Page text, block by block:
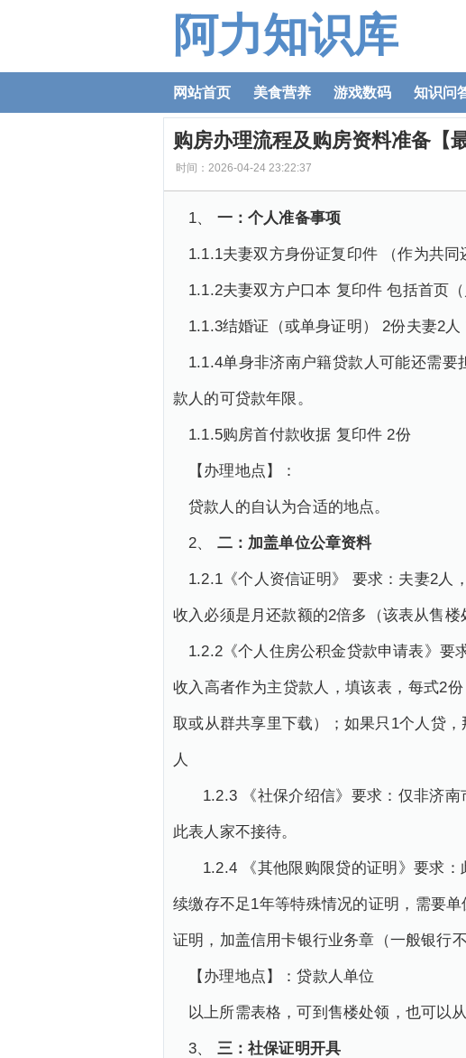
阿力知识库
网站首页 美食营养 游戏数码 知识问
购房办理流程及购房资料准备【
时间：2026-04-24 23:22:37
1、 一：个人准备事项
1.1.1夫妻双方身份证复印件 （作为共
1.1.2夫妻双方户口本 复印件 包括首页
1.1.3结婚证（或单身证明） 2份夫妻2人
1.1.4单身非济南户籍贷款人可能还需
款人的可贷款年限。
1.1.5购房首付款收据 复印件 2份
【办理地点】：
贷款人的自认为合适的地点。
2、 二：加盖单位公章资料
1.2.1《个人资信证明》 要求：夫妻2人
收入必须是月还款额的2倍多（该表从售楼
1.2.2《个人住房公积金贷款申请表》要
收入高者作为主贷款人，填该表，每式2
取或从群共享里下载）；如果只1个人贷
人
1.2.3 《社保介绍信》要求：仅非济南
此表人家不接待。
1.2.4 《其他限购限贷的证明》要求：
续缴存不足1年等特殊情况的证明，需要
证明，加盖信用卡银行业务章（一般银行
【办理地点】：贷款人单位
以上所需表格，可到售楼处领，也可以
3、 三：社保证明开具